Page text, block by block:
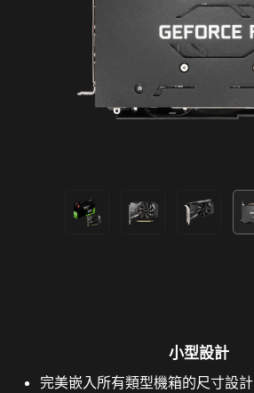
小型設計
完美嵌入所有類型機箱的尺寸設計